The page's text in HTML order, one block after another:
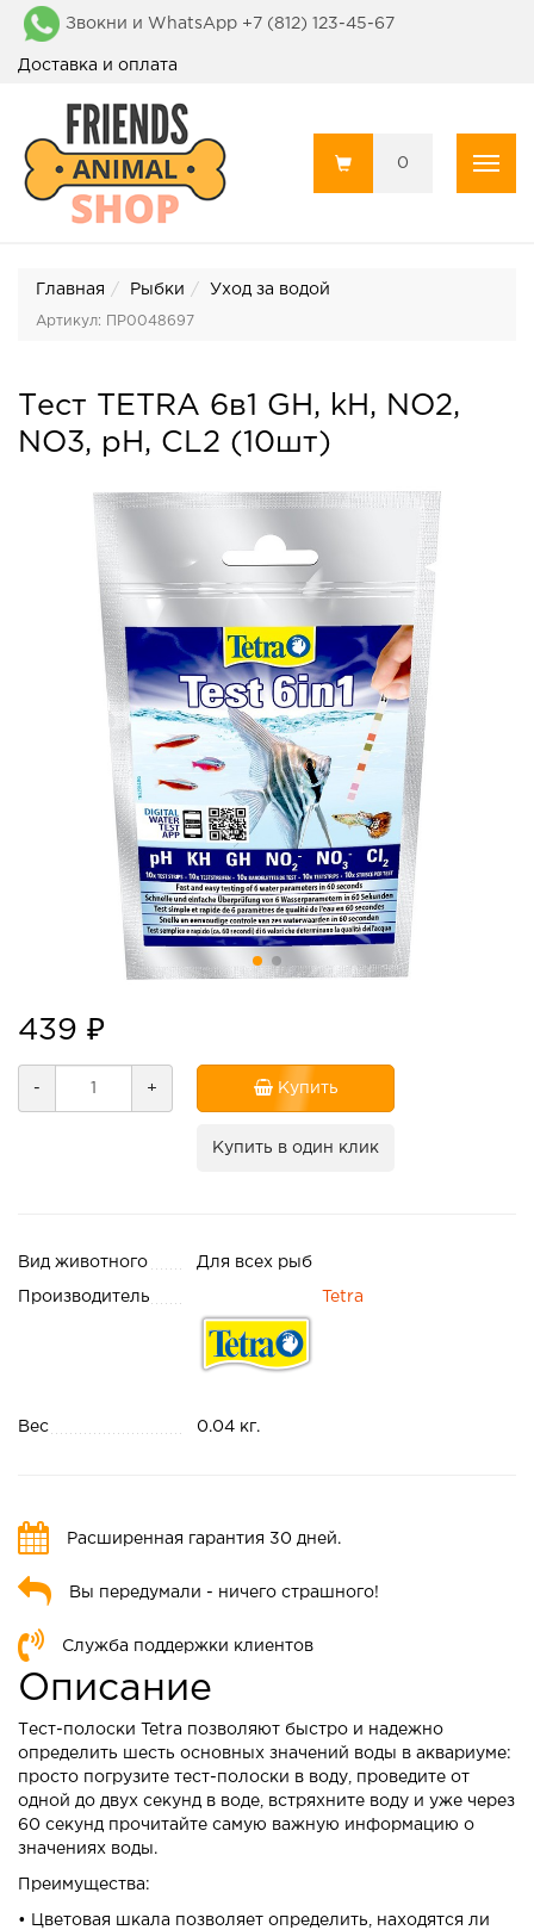
Звокни и WhatsApp +7 (812) 123-45-67
Доставка и оплата
0
Главная Рыбки Уход за водой
Артикул: ПР0048697
Тест TETRA 6в1 GH, kH, NO2,
NO3, pH, CL2 (10шт)
439 ₽
- + Купить
Купить в один клик
Вид животного Для всех рыб
Производитель Tetra
Вес 0.04 кг.
Расширенная гарантия 30 дней.
Вы передумали - ничего страшного!
Служба поддержки клиентов
Описание
Тест-полоски Tetra позволяют быстро и надежно
определить шесть основных значений воды в аквариуме:
просто погрузите тест-полоски в воду, проведите от
одной до двух секунд в воде, встряхните воду и уже через
60 секунд прочитайте самую важную информацию о
значениях воды.
Преимущества:
• Цветовая шкала позволяет определить, находятся ли